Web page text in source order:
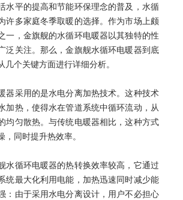
水平的提高和节能环保理念的普及， 水循
许多家庭冬季取暖的选择。作为市场上颇
一，金旗舰的水循环电暖器以其独特的性
泛关注。那么，金旗舰水循环电暖器到底
几个关键方面进行详细分析。
器采用的是水电分离加热技术。这种技术
加热，使得水在管道系统中循环流动，从
均匀散热。与传统电暖器相比，这种方式
，同时提升热效率。
水循环电暖器的热转换效率较高，它通过
统最大化利用电能，加热迅速同时减少能
：由于采用水电分离设计，用户不必担心